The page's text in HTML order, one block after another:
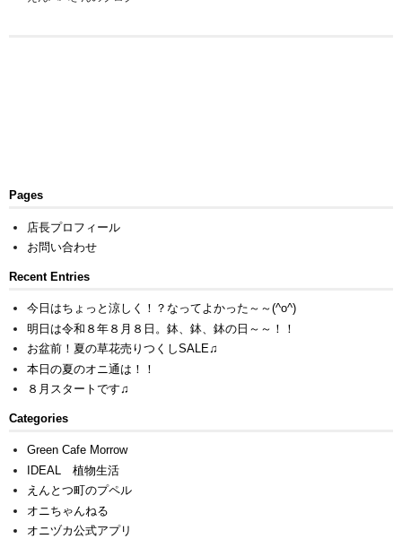
Pages
店長プロフィール
お問い合わせ
Recent Entries
今日はちょっと涼しく！？なってよかった～～(^o^)
明日は令和８年８月８日。鉢、鉢、鉢の日～～！！
お盆前！夏の草花売りつくしSALE♫
本日の夏のオニ通は！！
８月スタートです♫
Categories
Green Cafe Morrow
IDEAL 植物生活
えんとつ町のプペル
オニちゃんねる
オニヅカ公式アプリ